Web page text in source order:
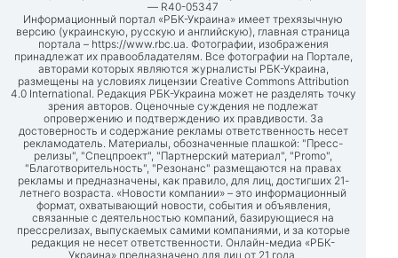
— R40-05347
Информационный портал «РБК-Украина» имеет трехязычную
версию (украинскую, русскую и английскую), главная страница
портала – https://www.rbc.ua. Фотографии, изображения
принадлежат их правообладателям. Все фотографии на Портале,
авторами которых являются журналисты РБК-Украина,
размещены на условиях лицензии Creative Commons Attribution
4.0 International. Редакция РБК-Украина может не разделять точку
зрения авторов. Оценочные суждения не подлежат
опровержению и подтверждению их правдивости. За
достоверность и содержание рекламы ответственность несет
рекламодатель. Материалы, обозначенные плашкой: "Пресс-
релизы", "Спецпроект", "Партнерский материал", "Promo",
"Благотворительность", "Резонанс" размещаются на правах
рекламы и предназначены, как правило, для лиц, достигших 21-
летнего возраста. «Новости компании» – это информационный
формат, охватывающий новости, события и объявления,
связанные с деятельностью компаний, базирующиеся на
прессрелизах, выпускаемых самими компаниями, и за которые
редакция не несет ответственности. Онлайн-медиа «РБК-
Украина» предназначено для лиц от 21 года.